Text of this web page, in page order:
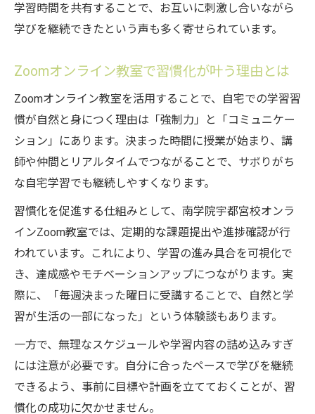
自宅で学ぶZoom教室受講メリットと集中法
Zoom教室7月生募集がもたらす学びの進化
学習時間を共有することで、お互いに刺激し合いながら
学びを継続できたという声も多く寄せられています。
Zoomオンライン教室で習慣化が叶う理由とは
Zoomオンライン教室を活用することで、自宅での学習習
慣が自然と身につく理由は「強制力」と「コミュニケー
ション」にあります。決まった時間に授業が始まり、講
師や仲間とリアルタイムでつながることで、サボりがち
な自宅学習でも継続しやすくなります。
習慣化を促進する仕組みとして、南学院宇都宮校オンラ
インZoom教室では、定期的な課題提出や進捗確認が行
われています。これにより、学習の進み具合を可視化で
き、達成感やモチベーションアップにつながります。実
際に、「毎週決まった曜日に受講することで、自然と学
習が生活の一部になった」という体験談もあります。
一方で、無理なスケジュールや学習内容の詰め込みすぎ
には注意が必要です。自分に合ったペースで学びを継続
できるよう、事前に目標や計画を立てておくことが、習
慣化の成功に欠かせません。